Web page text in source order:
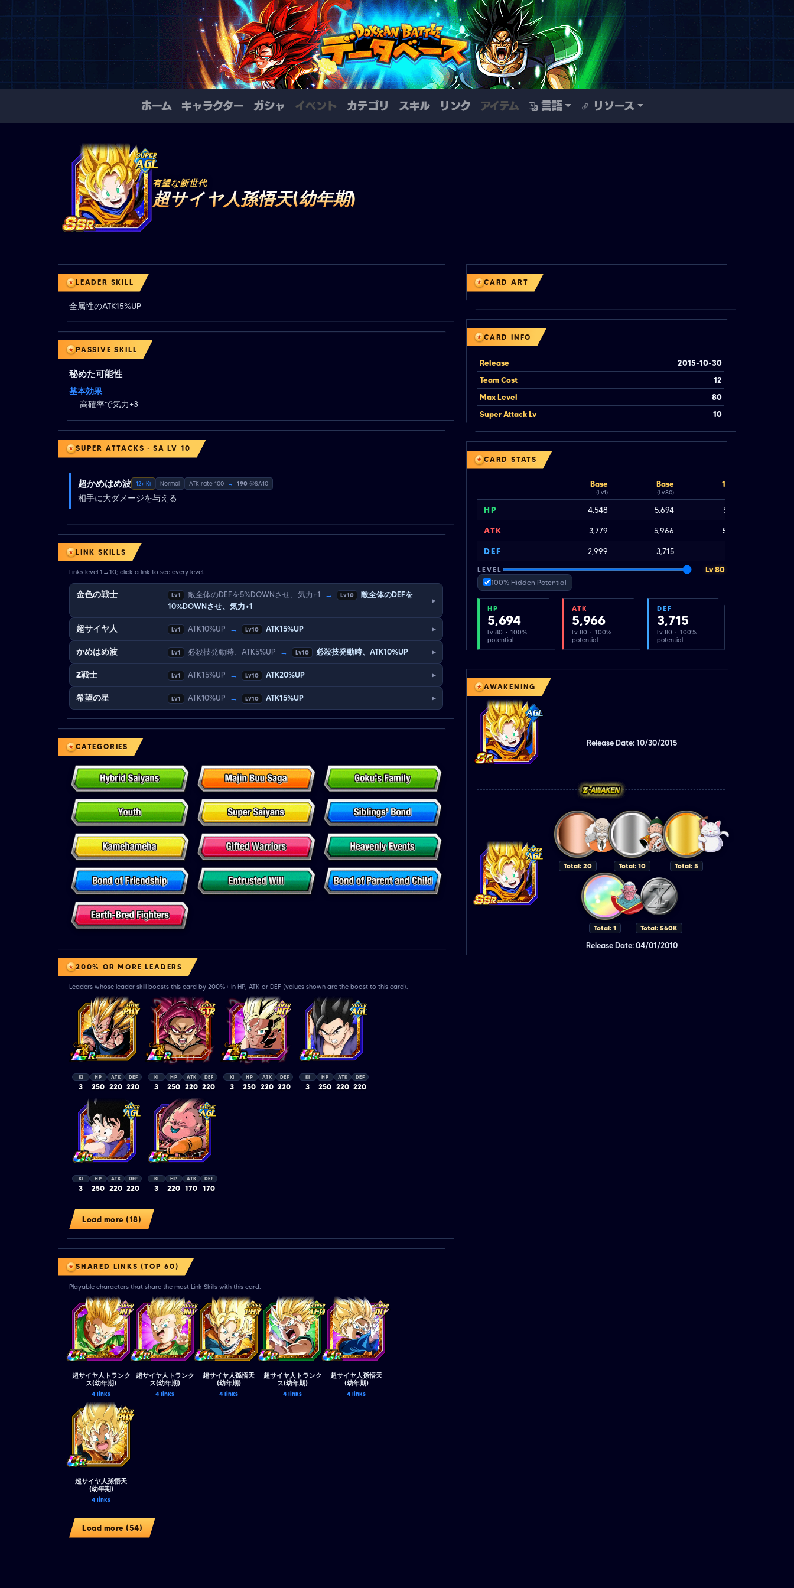
ホーム キャラクター ガシャ イベント カテゴリ スキル リンク アイテム 言語 リソース
有望な新世代
超サイヤ人孫悟天(幼年期)
LEADER SKILL
全属性のATK15%UP
PASSIVE SKILL
秘めた可能性
基本効果
高確率で気力+3
SUPER ATTACKS · SA LV 10
超かめはめ波 12+ Ki Normal ATK rate 100 → 190 @SA10
相手に大ダメージを与える
LINK SKILLS
Links level 1→10; click a link to see every level.
金色の戦士 Lv1 敵全体のDEFを5%DOWNさせ、気力+1 → Lv10
敵全体のDEFを
10%DOWNさせ、気力+1
▸
超サイヤ人 Lv1 ATK10%UP → Lv10 ATK15%UP ▸
かめはめ波 Lv1 必殺技発動時、ATK5%UP → Lv10 必殺技発動時、ATK10%UP ▸
Z戦士 Lv1 ATK15%UP → Lv10 ATK20%UP ▸
希望の星 Lv1 ATK10%UP → Lv10 ATK15%UP ▸
CATEGORIES
200% OR MORE LEADERS
Leaders whose leader skill boosts this card by 200%+ in HP, ATK or DEF (values shown are the boost to this card).
KI
3
HP
250
ATK
220
DEF
220
KI
3
HP
250
ATK
220
DEF
220
KI
3
HP
250
ATK
220
DEF
220
KI
3
HP
250
ATK
220
DEF
220
KI
3
HP
250
ATK
220
DEF
220
KI
3
HP
220
ATK
170
DEF
170
Load more (18)
SHARED LINKS (TOP 60)
Playable characters that share the most Link Skills with this card.
超サイヤ人トランク
ス(幼年期)
4 links
超サイヤ人トランク
ス(幼年期)
4 links
超サイヤ人孫悟天
(幼年期)
4 links
超サイヤ人トランク
ス(幼年期)
4 links
超サイヤ人孫悟天
(幼年期)
4 links
超サイヤ人孫悟天
(幼年期)
4 links
Load more (54)
CARD ART
CARD INFO
Release
2015-10-30
Team Cost
12
Max Level
80
Super Attack Lv
10
CARD STATS
Base
(Lv.1)
Base
(Lv.80)
100%
HP 4,548 5,694 5,694
ATK 3,779 5,966 5,966
DEF 2,999 3,715
LEVEL Lv 80
100% Hidden Potential
HP
5,694
Lv 80 · 100%
potential
ATK
5,966
Lv 80 · 100%
potential
DEF
3,715
Lv 80 · 100%
potential
AWAKENING
Release Date: 10/30/2015
Total: 20 Total: 10 Total: 5
Total: 1 Total: 560K
Release Date: 04/01/2010